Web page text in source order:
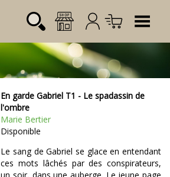
Référence Quantité
En garde Gabriel T1 - Le spadassin de
l'ombre
Marie Bertier
Disponible
Le sang de Gabriel se glace en entendant
ces mots lâchés par des conspirateurs,